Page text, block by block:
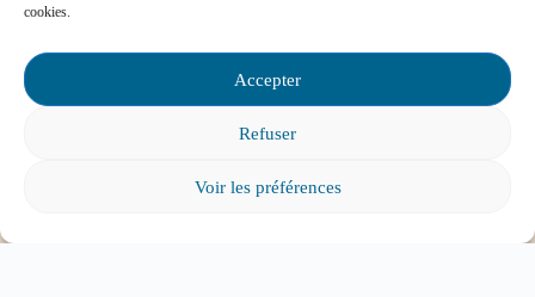
cookies.
Accepter
Refuser
Voir les préférences
Foire aux questions